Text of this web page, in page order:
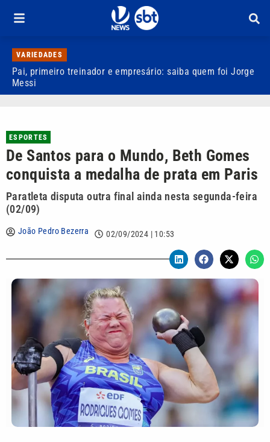
VARIEDADES
Pai, primeiro treinador e empresário: saiba quem foi Jorge
Messi
ESPORTES
De Santos para o Mundo, Beth Gomes
conquista a medalha de prata em Paris
Paratleta disputa outra final ainda nesta segunda-feira
(02/09)
João Pedro Bezerra 02/09/2024 | 10:53